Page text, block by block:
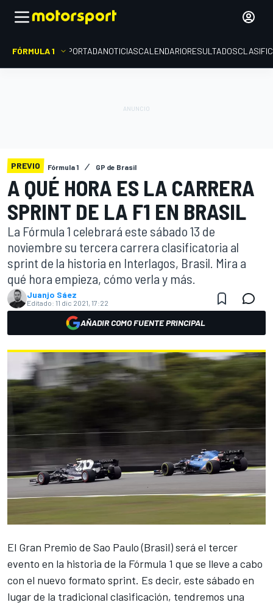
FÓRMULA 1 PORTADANOTICIASCALENDARIORESULTADOS
PREVIO Fórmula 1 GP de Brasil
A QUÉ HORA ES LA CARRERA
SPRINT DE LA F1 EN BRASIL
La Fórmula 1 celebrará este sábado 13 de
noviembre su tercera carrera clasificatoria al
sprint de la historia en Interlagos, Brasil. Mira a
qué hora empieza, cómo verla y más.
Juanjo Sáez
Editado: 11 dic 2021, 17:22
AÑADIR COMO FUENTE PRINCIPAL
El Gran Premio de Sao Paulo (Brasil)será el tercer
evento en la historia de la Fórmula 1 que se lleve a cabo
con el nuevo formato sprint. Es decir, este sábado en
lugar de la tradicional clasificación, tendremos una